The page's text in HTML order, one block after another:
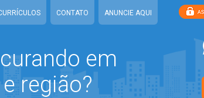
CONTATO ANUNCIE AQUI
em
região?